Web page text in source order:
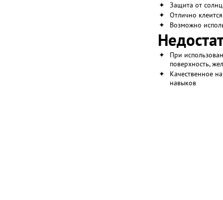
✦
Защита от
✦
Отлично
✦
Возможно
✦
При
поверхность,
✦
Качественное
навыков